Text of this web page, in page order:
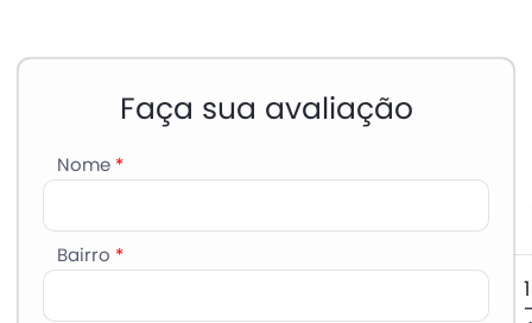
Faça sua avaliação
Nome *
Bairro *
1